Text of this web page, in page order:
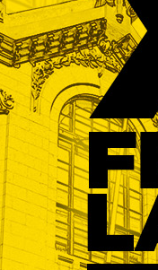
e impulsamos
de